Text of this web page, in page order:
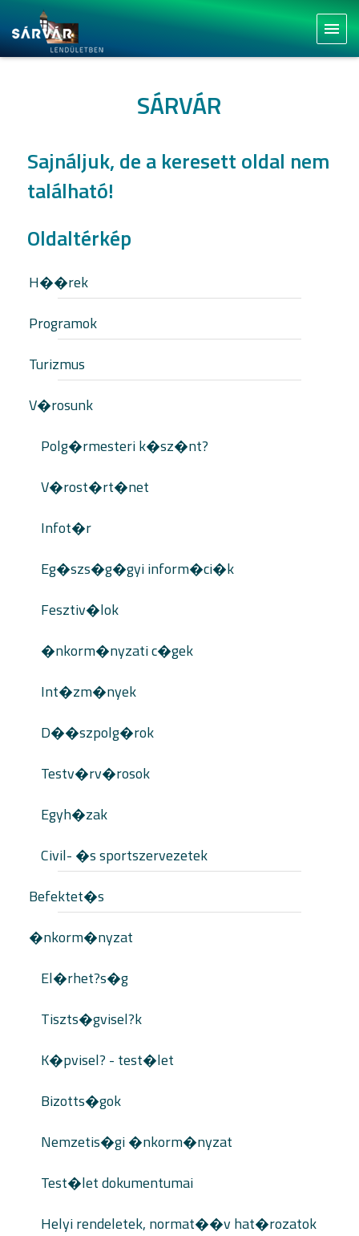
menu
SÁRVÁR
Sajnáljuk, de a keresett oldal nem
található!
Oldaltérkép
H��rek
Programok
Turizmus
V�rosunk
Polg�rmesteri k�sz�nt?
V�rost�rt�net
Infot�r
Eg�szs�g�gyi inform�ci�k
Fesztiv�lok
�nkorm�nyzati c�gek
Int�zm�nyek
D��szpolg�rok
Testv�rv�rosok
Egyh�zak
Civil- �s sportszervezetek
Befektet�s
�nkorm�nyzat
El�rhet?s�g
Tiszts�gvisel?k
K�pvisel? - test�let
Bizotts�gok
Nemzetis�gi �nkorm�nyzat
Test�let dokumentumai
Helyi rendeletek, normat��v hat�rozatok